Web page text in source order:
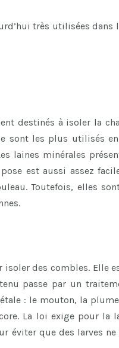
très utilisées dans
destinés à isoler la
sont les plus utilisés
laines minérales
est aussi assez
Toutefois, elles
des combles. Elle
passe par un
: le mouton, la
La loi exige pour la
éviter que des larves